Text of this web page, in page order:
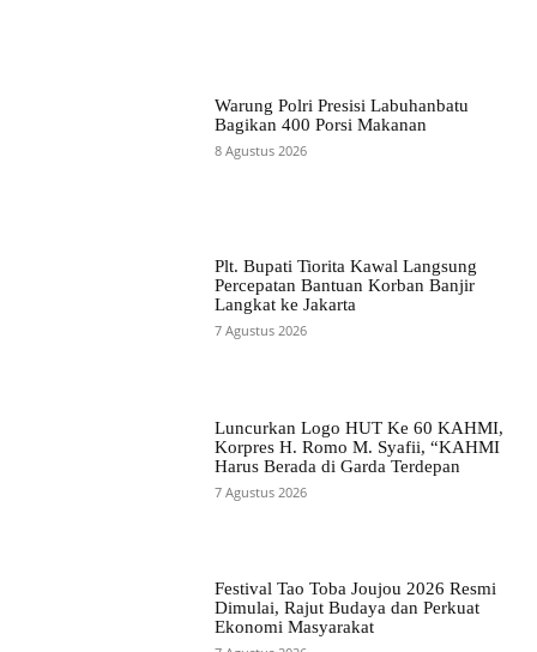
Warung Polri Presisi Labuhanbatu
Bagikan 400 Porsi Makanan
8 Agustus 2026
Plt. Bupati Tiorita Kawal Langsung
Percepatan Bantuan Korban Banjir
Langkat ke Jakarta
7 Agustus 2026
Luncurkan Logo HUT Ke 60 KAHMI,
Korpres H. Romo M. Syafii, “KAHMI
Harus Berada di Garda Terdepan
7 Agustus 2026
Festival Tao Toba Joujou 2026 Resmi
Dimulai, Rajut Budaya dan Perkuat
Ekonomi Masyarakat